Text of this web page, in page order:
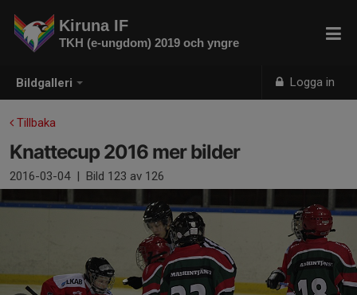
Bildgalleri Logga in
Kiruna IF
TKH (e-ungdom) 2019 och yngre
Tillbaka
Knattecup 2016 mer bilder
2016-03-04 | Bild 123 av 126